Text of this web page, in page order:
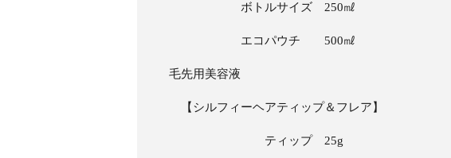
ボトルサイズ 250㎖
エコパウチ 500㎖
毛先用美容液
【シルフィーヘアティップ＆フレア】
ティップ 25g